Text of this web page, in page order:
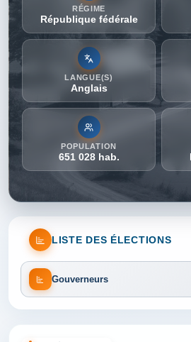
RÉGIME
République fédérale
LANGUE(S)
Anglais
POPULATION
651 028 hab.
LISTE DES ÉLECTIONS
Gouverneurs